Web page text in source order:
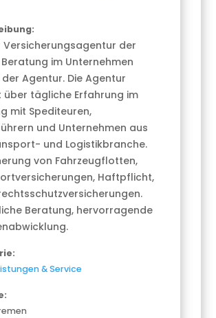
Versicherungsagentur der
Beratung im Unternehmen
Agentur. Die Agentur
tägliche Erfahrung im
mit Spediteuren,
und Unternehmen aus
und Logistikbranche.
von Fahrzeugflotten,
Haftpflicht,
Beratung, hervorragende
& Service